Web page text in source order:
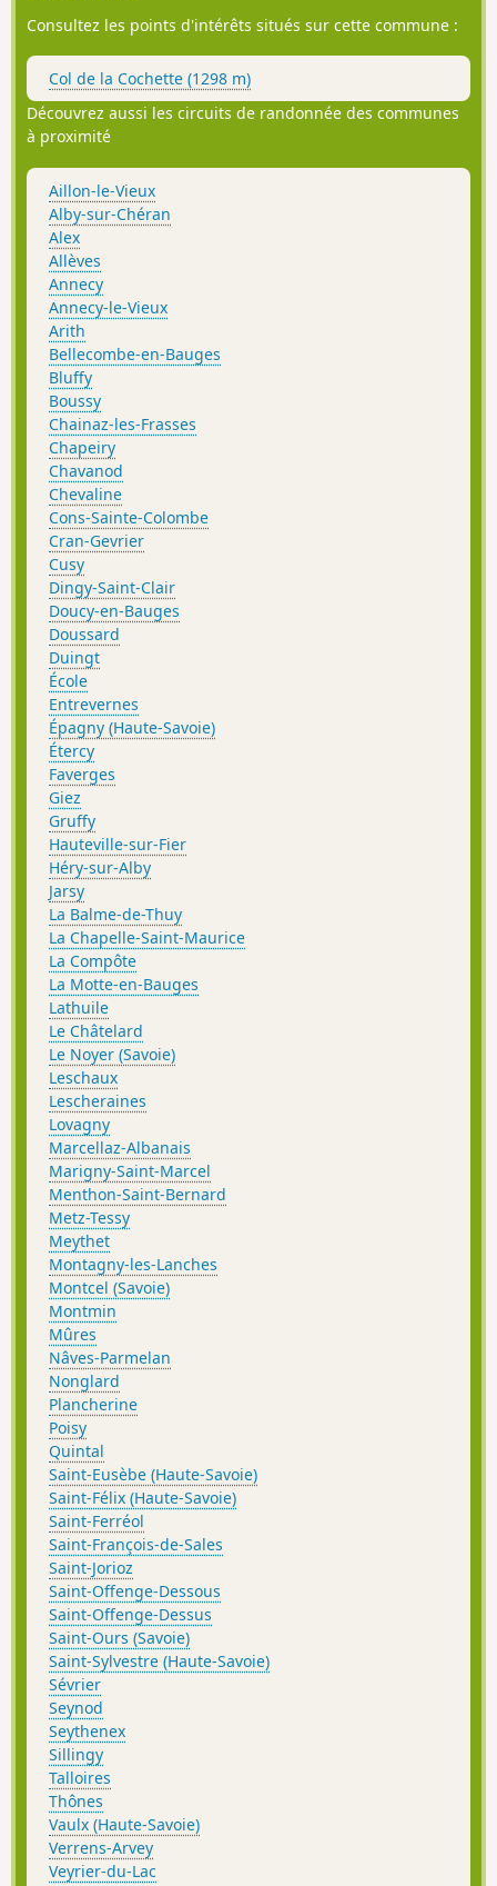
Consultez les points d'intérêts situés sur cette commune :
Col de la Cochette (1298 m)
Découvrez aussi les circuits de randonnée des communes
à proximité
Aillon-le-Vieux
Alby-sur-Chéran
Alex
Allèves
Annecy
Annecy-le-Vieux
Arith
Bellecombe-en-Bauges
Bluffy
Boussy
Chainaz-les-Frasses
Chapeiry
Chavanod
Chevaline
Cons-Sainte-Colombe
Cran-Gevrier
Cusy
Dingy-Saint-Clair
Doucy-en-Bauges
Doussard
Duingt
École
Entrevernes
Épagny (Haute-Savoie)
Étercy
Faverges
Giez
Gruffy
Hauteville-sur-Fier
Héry-sur-Alby
Jarsy
La Balme-de-Thuy
La Chapelle-Saint-Maurice
La Compôte
La Motte-en-Bauges
Lathuile
Le Châtelard
Le Noyer (Savoie)
Leschaux
Lescheraines
Lovagny
Marcellaz-Albanais
Marigny-Saint-Marcel
Menthon-Saint-Bernard
Metz-Tessy
Meythet
Montagny-les-Lanches
Montcel (Savoie)
Montmin
Mûres
Nâves-Parmelan
Nonglard
Plancherine
Poisy
Quintal
Saint-Eusèbe (Haute-Savoie)
Saint-Félix (Haute-Savoie)
Saint-Ferréol
Saint-François-de-Sales
Saint-Jorioz
Saint-Offenge-Dessous
Saint-Offenge-Dessus
Saint-Ours (Savoie)
Saint-Sylvestre (Haute-Savoie)
Sévrier
Seynod
Seythenex
Sillingy
Talloires
Thônes
Vaulx (Haute-Savoie)
Verrens-Arvey
Veyrier-du-Lac